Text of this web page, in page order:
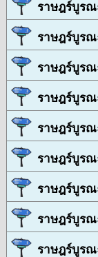
ราษฎร์บูรณ
ราษฎร์บูรณ
ราษฎร์บูรณ
ราษฎร์บูรณ
ราษฎร์บูรณ
ราษฎร์บูรณ
ราษฎร์บูรณ
ราษฎร์บูรณ
ราษฎร์บูรณ